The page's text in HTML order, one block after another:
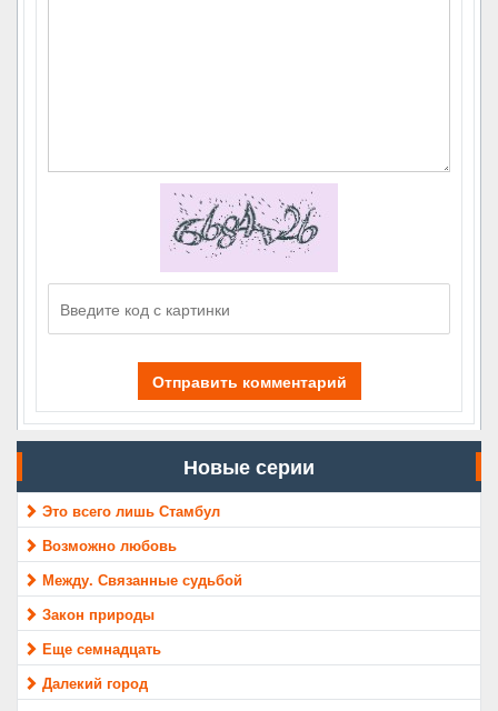
Отправить комментарий
Новые серии
Это всего лишь Стамбул
Возможно любовь
Между. Связанные судьбой
Закон природы
Еще семнадцать
Далекий город